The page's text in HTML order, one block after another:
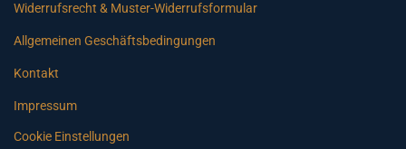
Widerrufsrecht & Muster-Widerrufsformular
Allgemeinen Geschäftsbedingungen
Kontakt
Impressum
Cookie Einstellungen